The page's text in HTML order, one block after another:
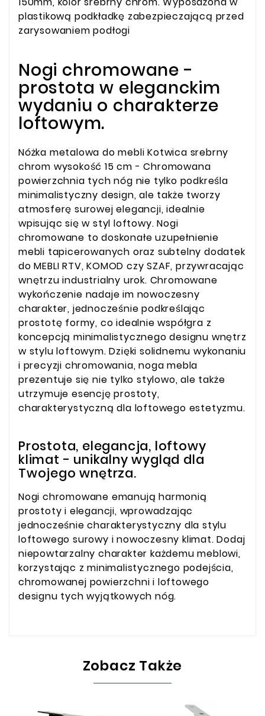
plastikową podkładkę zabezpieczającą przed
zarysowaniem podłogi
Nogi chromowane -
prostota w eleganckim
wydaniu o charakterze
loftowym.
Nóżka metalowa do mebli Kotwica srebrny
chrom wysokość 15 cm - Chromowana
powierzchnia tych nóg nie tylko podkreśla
minimalistyczny design, ale także tworzy
atmosferę surowej elegancji, idealnie
wpisując się w styl loftowy. Nogi
chromowane to doskonałe uzupełnienie
mebli tapicerowanych oraz subtelny dodatek
do MEBLI RTV, KOMOD czy SZAF, przywracając
wnętrzu industrialny urok. Chromowane
wykończenie nadaje im nowoczesny
charakter, jednocześnie podkreślając
prostotę formy, co idealnie współgra z
koncepcją minimalistycznego designu wnętrz
w stylu loftowym. Dzięki solidnemu wykonaniu
i precyzji chromowania, noga mebla
prezentuje się nie tylko stylowo, ale także
utrzymuje esencję prostoty,
charakterystyczną dla loftowego estetyzmu.
Prostota, elegancja, loftowy
klimat - unikalny wygląd dla
Twojego wnętrza.
Nogi chromowane emanują harmonią
prostoty i elegancji, wprowadzając
jednocześnie charakterystyczny dla stylu
loftowego surowy i nowoczesny klimat. Dodaj
niepowtarzalny charakter każdemu meblowi,
korzystając z minimalistycznego podejścia,
chromowanej powierzchni i loftowego
designu tych wyjątkowych nóg.
Zobacz Także